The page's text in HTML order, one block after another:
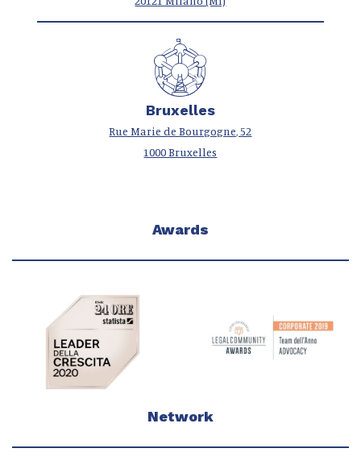
Bruxelles
Rue Marie de Bourgogne, 52
1000 Bruxelles
Awards
Network